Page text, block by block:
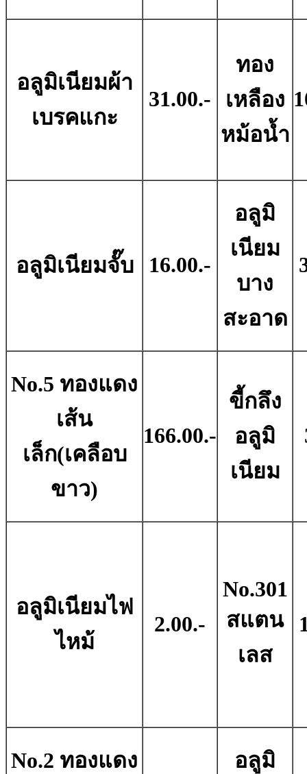
อลูมิเนียมผ้า
เบรคแกะ
31.00.-
ทอง
เหลือง
หม้อน้ำ
อลูมิเนียมจั๊บ 16.00.-
อลูมิ
เนียม
บาง
สะอาด
No.5 ทองแดง
เส้น
เล็ก(เคลือบ
ขาว)
166.00.-
ขี้กลึง
อลูมิ
เนียม
อลูมิเนียมไฟ
ไหม้
2.00.-
No.301
สแตน
เลส
No.2 ทองแดง
อลูมิ